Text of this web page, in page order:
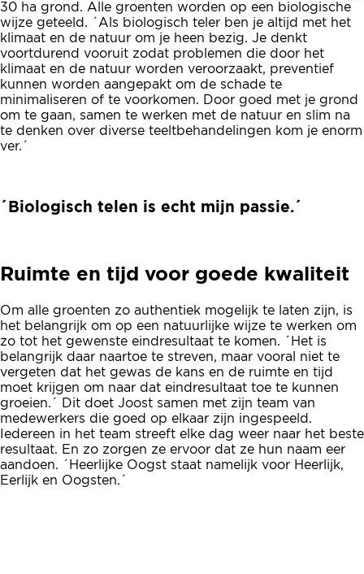
30 ha grond. Alle groenten worden op een biologische
wijze geteeld. ´Als biologisch teler ben je altijd met het
klimaat en de natuur om je heen bezig. Je denkt
voortdurend vooruit zodat problemen die door het
klimaat en de natuur worden veroorzaakt, preventief
kunnen worden aangepakt om de schade te
minimaliseren of te voorkomen. Door goed met je grond
om te gaan, samen te werken met de natuur en slim na
te denken over diverse teeltbehandelingen kom je enorm
ver.´
´Biologisch telen is echt mijn passie.´
Ruimte en tijd voor goede kwaliteit
Om alle groenten zo authentiek mogelijk te laten zijn, is
het belangrijk om op een natuurlijke wijze te werken om
zo tot het gewenste eindresultaat te komen. ´Het is
belangrijk daar naartoe te streven, maar vooral niet te
vergeten dat het gewas de kans en de ruimte en tijd
moet krijgen om naar dat eindresultaat toe te kunnen
groeien.´ Dit doet Joost samen met zijn team van
medewerkers die goed op elkaar zijn ingespeeld.
Iedereen in het team streeft elke dag weer naar het beste
resultaat. En zo zorgen ze ervoor dat ze hun naam eer
aandoen. ´Heerlijke Oogst staat namelijk voor Heerlijk,
Eerlijk en Oogsten.´